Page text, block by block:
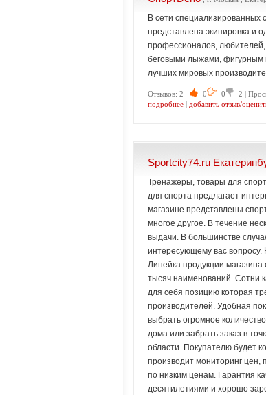
В сети специализированных
представлена экипировка и
профессионалов,
беговыми лыжами, фигурным
лучших мировых
Отзывов: 2 −0 −0 −2 |
подробнее| добавить отзыв/
Sportcity74.ru
Тренажеры, товары для
для спорта предлагает
магазине представлены
многое другое. В течение
выдачи. В большинстве
интересующему вас
Линейка продукции магазина
тысяч наименований. Сотни
для себя позицию которая
производителей. Удобная
выбрать огромное
дома или забрать заказ в
области. Покупателю будет
производит мониторинг
по низким ценам. Гарантия
десятилетиями и хорошо